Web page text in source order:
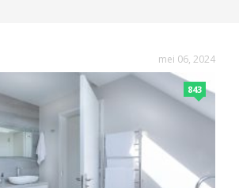
mei 06, 2024
843